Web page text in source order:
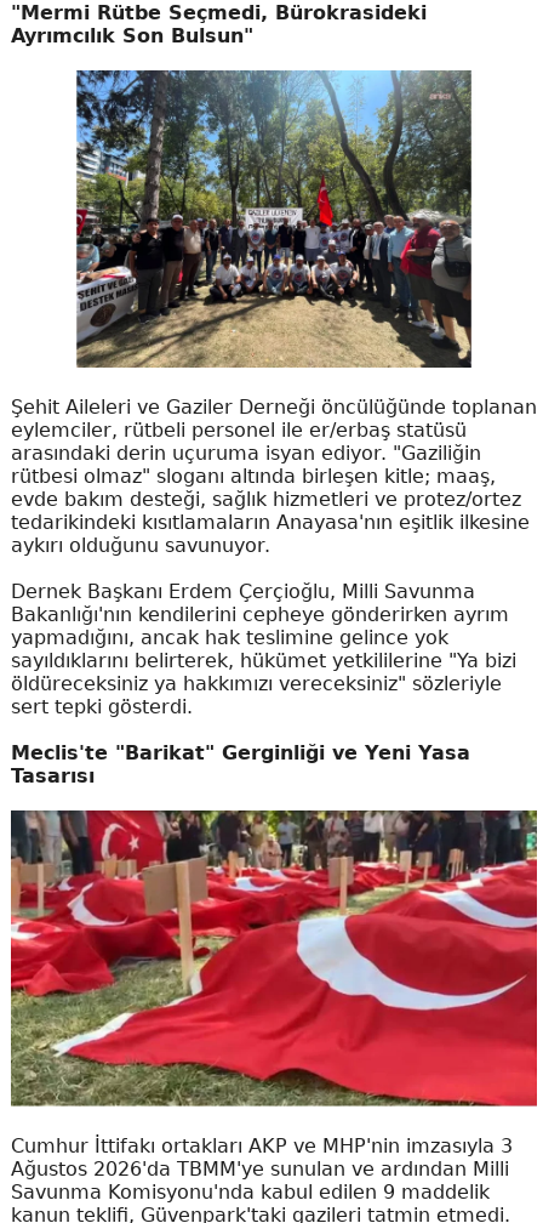
"Mermi Rütbe Seçmedi, Bürokrasideki
Ayrımcılık Son Bulsun"
Şehit Aileleri ve Gaziler Derneği öncülüğünde toplanan
eylemciler, rütbeli personel ile er/erbaş statüsü
arasındaki derin uçuruma isyan ediyor. "Gaziliğin
rütbesi olmaz" sloganı altında birleşen kitle; maaş,
evde bakım desteği, sağlık hizmetleri ve protez/ortez
tedarikindeki kısıtlamaların Anayasa'nın eşitlik ilkesine
aykırı olduğunu savunuyor.
Dernek Başkanı Erdem Çerçioğlu, Milli Savunma
Bakanlığı'nın kendilerini cepheye gönderirken ayrım
yapmadığını, ancak hak teslimine gelince yok
sayıldıklarını belirterek, hükümet yetkililerine "Ya bizi
öldüreceksiniz ya hakkımızı vereceksiniz" sözleriyle
sert tepki gösterdi.
Meclis'te "Barikat" Gerginliği ve Yeni Yasa
Tasarısı
Cumhur İttifakı ortakları AKP ve MHP'nin imzasıyla 3
Ağustos 2026'da TBMM'ye sunulan ve ardından Milli
Savunma Komisyonu'nda kabul edilen 9 maddelik
kanun teklifi, Güvenpark'taki gazileri tatmin etmedi.